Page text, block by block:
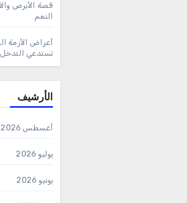
قصة الأبرص
النعم
أعراض الأزمة
تستدعي
الأرشيف
أغسطس 2026
يوليو 2026
يونيو 2026